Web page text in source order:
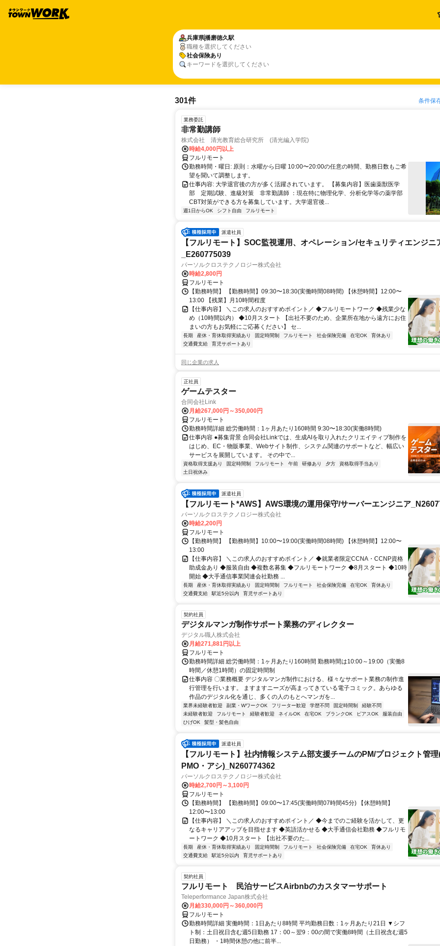
兵庫県播磨徳久駅
職種を選択してください
社会保険あり
キーワードを選択してください
301件 条件保
業務委託
非常勤講師
株式会社 清光教育総合研究所 (清光編入学院)
時給4,000円以上
フルリモート
勤務時間・曜日: 原則：水曜から日曜 10:00〜20:00の任意の時間、勤務日数もご希
望を聞いて調整します。
仕事内容: 大学退官後の方が多く活躍されています。 【募集内容】医歯薬獣医学
部 定期試験、進級対策 非常勤講師 ：現在特に物理化学、分析化学等の薬学部
CBT対策ができる方を募集しています。大学退官後...
週1日からOK シフト自由 フルリモート
派遣社員
【フルリモート】SOC監視運用、オペレーション/セキュリティエンジニ
_E260775039
パーソルクロステクノロジー株式会社
時給2,800円
フルリモート
【勤務時間】 【勤務時間】09:30〜18:30(実働時間08時間) 【休憩時間】12:00〜
13:00 【残業】月10時間程度
【仕事内容】 ＼この求人のおすすめポイント／ ◆フルリモートワーク ◆残業少な
め（10時間以内） ◆10月スタート 【出社不要のため、企業所在地から遠方にお住
まいの方もお気軽にご応募ください】 セ...
長期 産休・育休取得実績あり 固定時間制 フルリモート 社会保険完備 在宅OK
育休あり
交通費支給
育児サポートあり
同じ企業の求人
正社員
ゲームテスター
合同会社Link
月給267,000円～350,000円
フルリモート
勤務時間詳細 総労働時間：1ヶ月あたり160時間 9:30〜18:30(実働8時間)
仕事内容 ●募集背景 合同会社Linkでは、生成AIを取り入れたクリエイティブ制作を
はじめ、EC・物販事業、Webサイト制作、システム関連のサポートなど、幅広い
サービスを展開しています。 その中で...
資格取得支援あり 固定時間制 フルリモート 午前 研修あり 夕方
資格取得手当あり
土日祝休み
派遣社員
【フルリモート*AWS】AWS環境の運用保守/サーバーエンジニア
パーソルクロステクノロジー株式会社
時給2,200円
フルリモート
【勤務時間】 【勤務時間】10:00〜19:00(実働時間08時間) 【休憩時間】12:00〜
13:00
【仕事内容】 ＼この求人のおすすめポイント／ ◆就業者限定CCNA・CCNP資格
助成金あり ◆服装自由 ◆複数名募集 ◆フルリモートワーク ◆8月スタート ◆10時
開始 ◆大手通信事業関連会社勤務 ...
長期 産休・育休取得実績あり 固定時間制 フルリモート 社会保険完備 在宅OK
育休あり
交通費支給
駅近5分以内 育児サポートあり
契約社員
デジタルマンガ制作サポート業務のディレクター
デジタル職人株式会社
月給271,881円以上
フルリモート
勤務時間詳細 総労働時間：1ヶ月あたり160時間 勤務時間は10:00～19:00（実働8
時間／休憩1時間）の固定時間制
仕事内容 〇業務概要 デジタルマンガ制作における、様々なサポート業務の制作進
行管理を行います。 ますますニーズが高まってきている電子コミック。あらゆる
作品のデジタル化を通じ、多くの人のもとへマンガを...
業界未経験者歓迎 副業・WワークOK フリーター歓迎 学歴不問 固定時間制
経験不問
未経験者歓迎
フルリモート 経験者歓迎 ネイルOK 在宅OK ブランクOK ピアスOK
服装自由
ひげOK
髪型・髪色自由
派遣社員
【フルリモート】社内情報システム部支援チームのPM/プロジェクト管
PMO・アシ)_N260774362
パーソルクロステクノロジー株式会社
時給2,700円～3,100円
フルリモート
【勤務時間】 【勤務時間】09:00〜17:45(実働時間07時間45分) 【休憩時間】
12:00〜13:00
【仕事内容】 ＼この求人のおすすめポイント／ ◆今までのご経験を活かして、更
なるキャリアアップを目指せます ◆英語活かせる ◆大手通信会社勤務 ◆フルリモ
ートワーク ◆10月スタート 【出社不要のた...
長期 産休・育休取得実績あり 固定時間制 フルリモート 社会保険完備 在宅OK
育休あり
交通費支給
駅近5分以内 育児サポートあり
契約社員
フルリモート 民泊サービスAirbnbのカスタマーサポート
Teleperformance Japan株式会社
月給330,000円～360,000円
フルリモート
勤務時間詳細 実働時間：1日あたり8時間 平均勤務日数：1ヶ月あたり21日 ▼シフ
ト制：土日祝日含む週5日勤務 17：00～翌9：00の間で実働8時間（土日祝含む週5
日勤務） ・1時間休憩の他に前半...